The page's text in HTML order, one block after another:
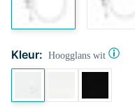
Kleur: Hoogglans wit